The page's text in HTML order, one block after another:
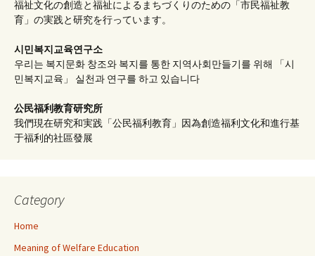
福祉文化の創造と福祉によるまちづくりのための「市民福祉教
育」の実践と研究を行っています。
시민복지교육연구소
우리는 복지문화 창조와 복지를 통한 지역사회만들기를 위해 「시
민복지교육」 실천과 연구를 하고 있습니다
公民福利教育研究所
我們現在研究和実践「公民福利教育」因為創造福利文化和進行基
于福利的社區發展
Category
Home
Meaning of Welfare Education